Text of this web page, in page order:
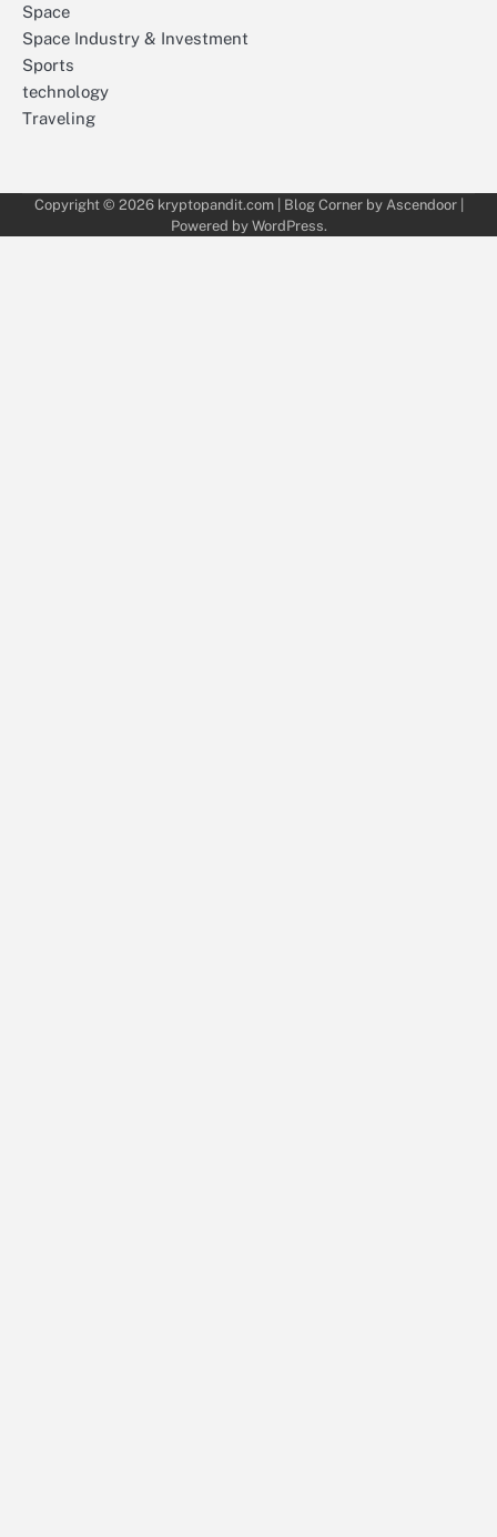
Space
Space Industry & Investment
Sports
technology
Traveling
Copyright © 2026 kryptopandit.com| Blog Corner by Ascendoor|
Powered by WordPress.